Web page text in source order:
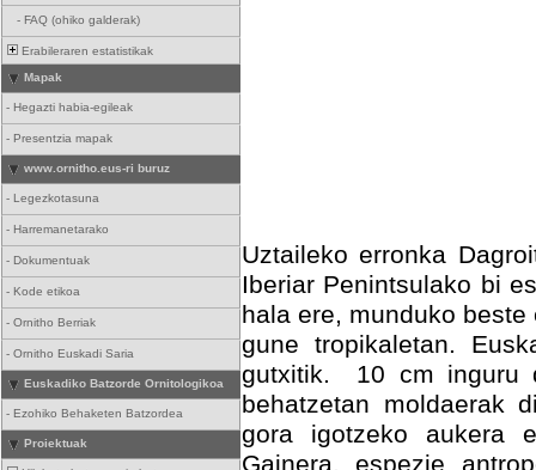
- FAQ (ohiko galderak)
Erabileraren estatistikak
Mapak
- Hegazti habia-egileak
- Presentzia mapak
www.ornitho.eus-ri buruz
- Legezkotasuna
- Harremanetarako
- Dokumentuak
- Kode etikoa
- Ornitho Berriak
- Ornitho Euskadi Saria
Euskadiko Batzorde Ornitologikoa
- Ezohiko Behaketen Batzordea
Proiektuak
Uztaileko erronka
Iberiar Penintsulako bi
hala ere, munduko
gune tropikaletan.
gutxitik. 10 cm inguru
behatzetan moldaerak
gora igotzeko aukera
Gainera, espezie